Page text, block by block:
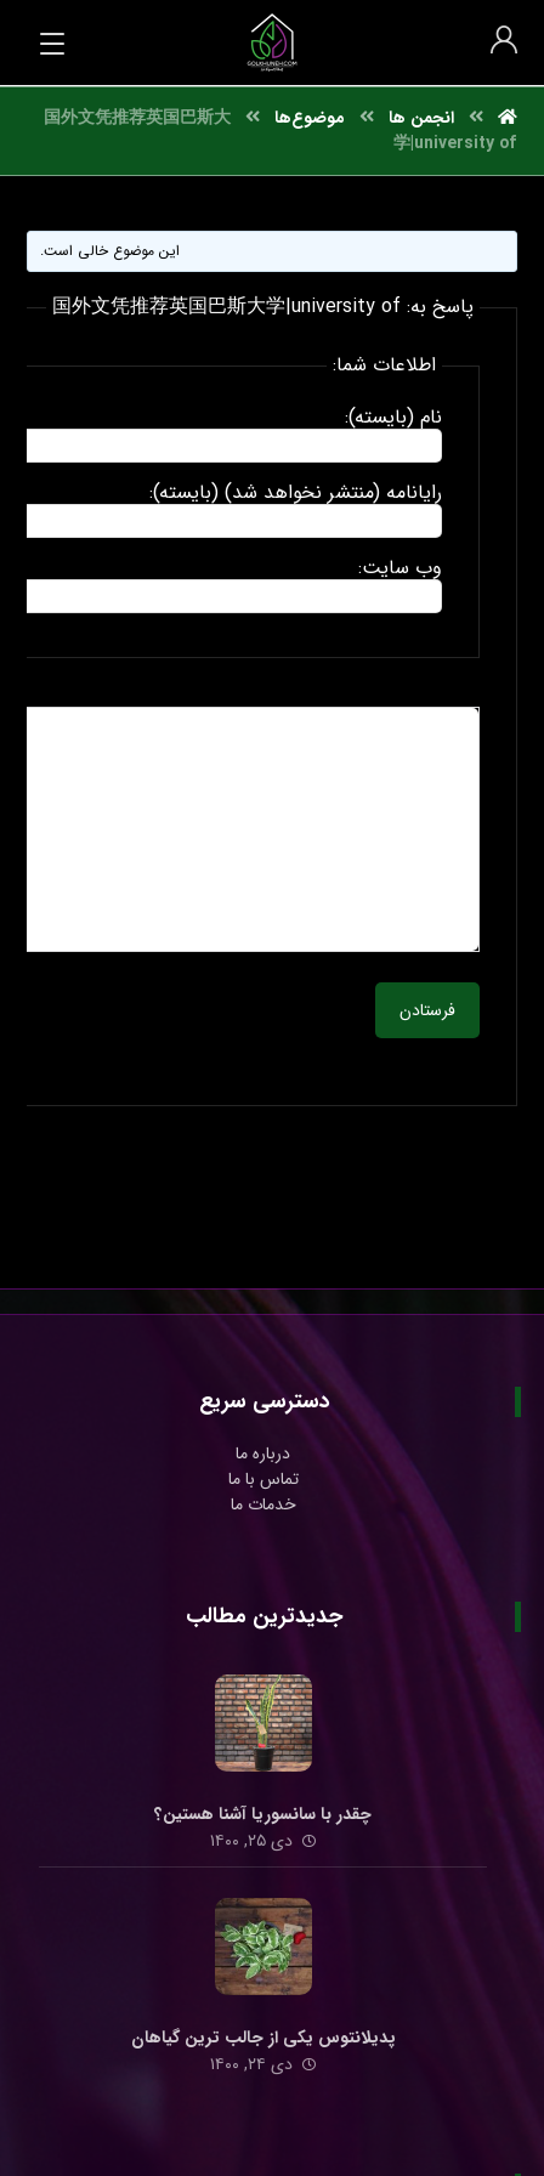
انجمن ها موضوع‌ها
国外文凭推荐英国巴斯大
学|university of
این موضوع خالی است.
پاسخ به: 国外文凭推荐英国巴斯大学|university of
اطلاعات شما:
نام (بایسته):
رایانامه (منتشر نخواهد شد) (بایسته):
وب سایت:
فرستادن
دسترسی سریع
درباره ما
تماس با ما
خدمات ما
جدیدترین مطالب
چقدر با سانسوریا آشنا هستین؟
دی ۲۵, ۱۴۰۰
پدیلانتوس یکی از جالب ترین گیاهان
دی ۲۴, ۱۴۰۰